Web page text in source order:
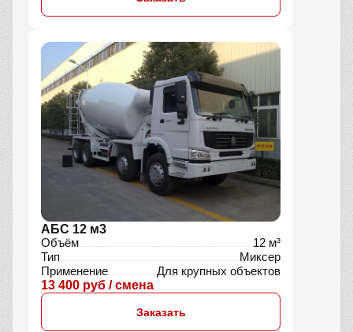
АБС 12 м3
Объём
12 м³
Тип
Миксер
Применение
Для крупных объектов
13 400 руб / смена
Заказать